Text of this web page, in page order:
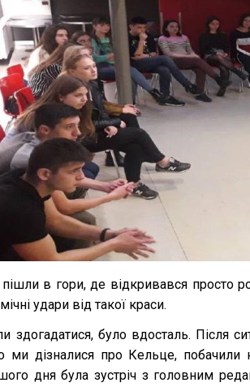
в гори, де відкривався просто
удари від такої краси.
здогадатися, було вдосталь. Після
ми дізналися про Кельце,
дня була зустріч з головним